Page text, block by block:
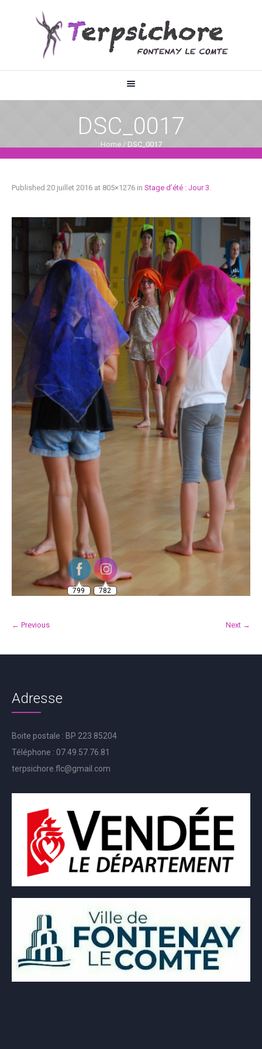
DSC_0017
Home / DSC_0017
Published 20 juillet 2016 at 805×1276 in Stage d’été : Jour 3.
← Previous Next →
Adresse
Boite postale : BP 223 85204
Téléphone : 07.49.57.76.81
terpsichore.flc@gmail.com
799 782